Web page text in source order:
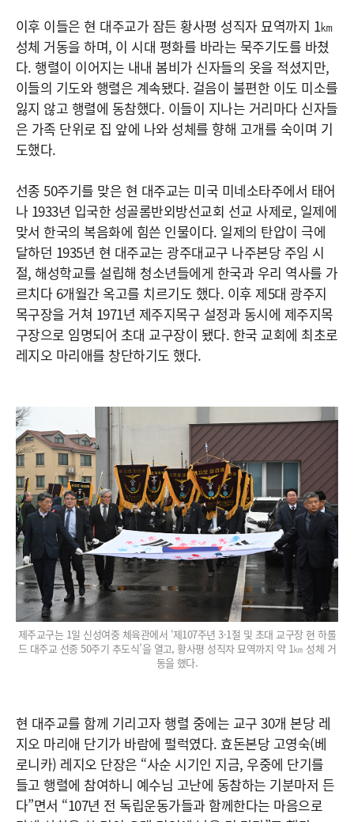
이후 이들은 현 대주교가 잠든 황사평 성직자 묘역까지 1㎞
성체 거동을 하며, 이 시대 평화를 바라는 묵주기도를 바쳤
다. 행렬이 이어지는 내내 봄비가 신자들의 옷을 적셨지만,
이들의 기도와 행렬은 계속됐다. 걸음이 불편한 이도 미소를
잃지 않고 행렬에 동참했다. 이들이 지나는 거리마다 신자들
은 가족 단위로 집 앞에 나와 성체를 향해 고개를 숙이며 기
도했다.
선종 50주기를 맞은 현 대주교는 미국 미네소타주에서 태어
나 1933년 입국한 성골롬반외방선교회 선교 사제로, 일제에
맞서 한국의 복음화에 힘쓴 인물이다. 일제의 탄압이 극에
달하던 1935년 현 대주교는 광주대교구 나주본당 주임 시
절, 해성학교를 설립해 청소년들에게 한국과 우리 역사를 가
르치다 6개월간 옥고를 치르기도 했다. 이후 제5대 광주지
목구장을 거쳐 1971년 제주지목구 설정과 동시에 제주지목
구장으로 임명되어 초대 교구장이 됐다. 한국 교회에 최초로
레지오 마리애를 창단하기도 했다.
제주교구는 1일 신성여중 체육관에서 ‘제107주년 3·1절 및 초대 교구장 현 하롤
드 대주교 선종 50주기 추도식’을 열고, 황사평 성직자 묘역까지 약 1㎞ 성체 거
동을 했다.
현 대주교를 함께 기리고자 행렬 중에는 교구 30개 본당 레
지오 마리애 단기가 바람에 펄럭였다. 효돈본당 고영숙(베
로니카) 레지오 단장은 “사순 시기인 지금, 우중에 단기를
들고 행렬에 참여하니 예수님 고난에 동참하는 기분마저 든
다”면서 “107년 전 독립운동가들과 함께한다는 마음으로